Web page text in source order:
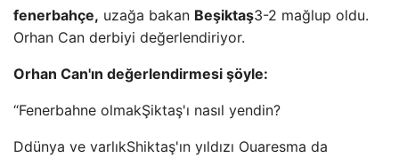
fenerbahçe, uzağa bakan Beşiktaş3-2 mağlup oldu.
Orhan Can derbiyi değerlendiriyor.
Orhan Can'ın değerlendirmesi şöyle:
“Fenerbahne olmakŞiktaş'ı nasıl yendin?
Ddünya ve varlıkShiktaş'ın yıldızı Ouaresma da